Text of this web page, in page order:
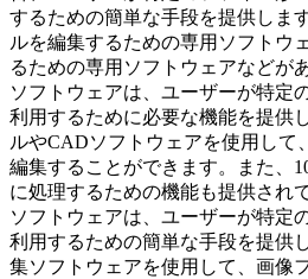
するための簡単な手段を提供しま
ルを編集するための専用ソフトウ
るための専用ソフトウェアなどが
ソフトウェアは、ユーザーが特定
利用するために必要な機能を提供
ルやCADソフトウェアを使用して
編集することができます。また、
に処理するための機能も提供され
ソフトウェアは、ユーザーが特定
利用するための簡単な手段を提供
集ソフトウェアを使用して、画像